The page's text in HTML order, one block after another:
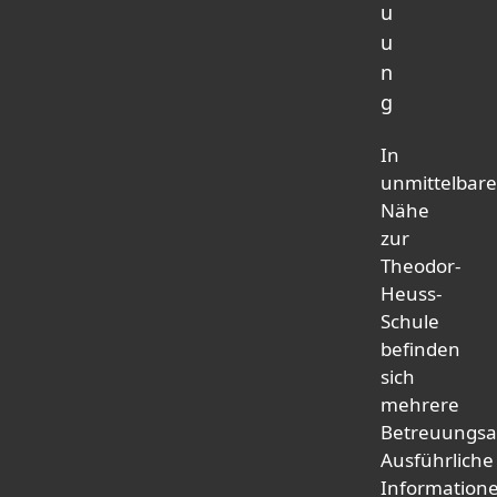
u
u
n
g
In
Nähe
zur
Theodor-
Heuss-
Schule
befinden
sich
mehrere
Ausführliche